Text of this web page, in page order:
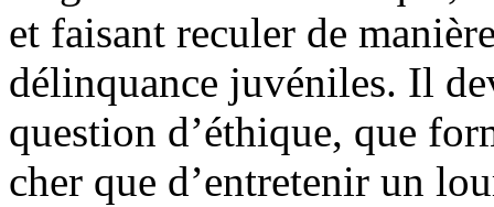
et faisant reculer de
délinquance juvéniles. Il
question d’éthique, que
cher que d’entretenir un